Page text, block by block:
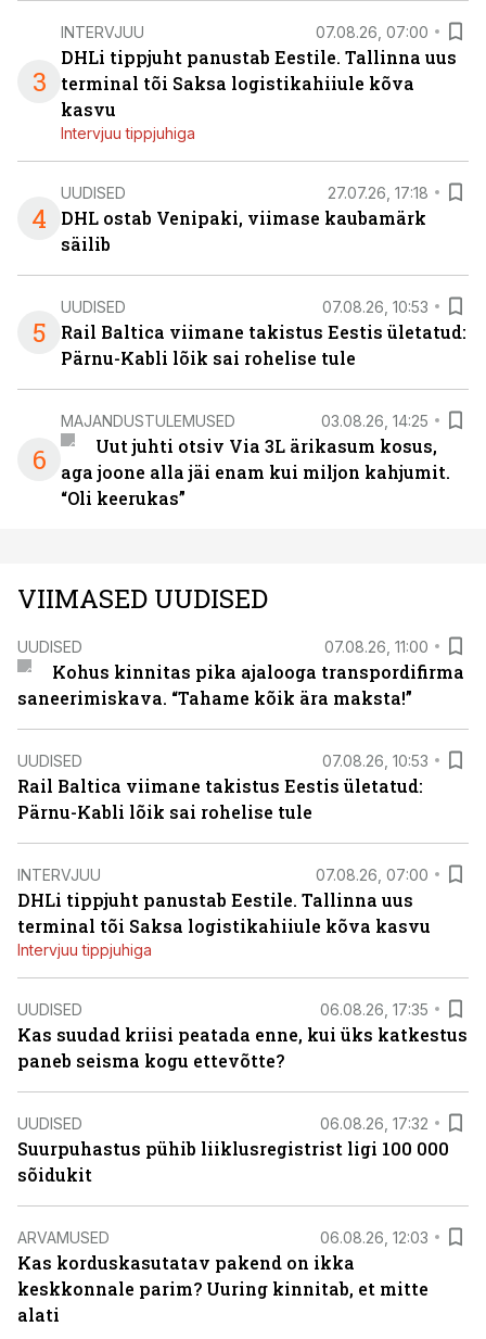
3
INTERVJUU 07.08.26, 07:00
DHLi tippjuht panustab Eestile. Tallinna uus
terminal tõi Saksa logistikahiiule kõva
kasvu
Intervjuu tippjuhiga
4
UUDISED 27.07.26, 17:18
DHL ostab Venipaki, viimase kaubamärk
säilib
5
UUDISED 07.08.26, 10:53
Rail Baltica viimane takistus Eestis ületatud:
Pärnu-Kabli lõik sai rohelise tule
6
MAJANDUSTULEMUSED 03.08.26, 14:25
Uut juhti otsiv Via 3L ärikasum kosus,
aga joone alla jäi enam kui miljon kahjumit.
“Oli keerukas”
VIIMASED UUDISED
UUDISED 07.08.26, 11:00
Kohus kinnitas pika ajalooga transpordifirma
saneerimiskava. “Tahame kõik ära maksta!”
UUDISED 07.08.26, 10:53
Rail Baltica viimane takistus Eestis ületatud:
Pärnu-Kabli lõik sai rohelise tule
INTERVJUU 07.08.26, 07:00
DHLi tippjuht panustab Eestile. Tallinna uus
terminal tõi Saksa logistikahiiule kõva kasvu
Intervjuu tippjuhiga
UUDISED 06.08.26, 17:35
Kas suudad kriisi peatada enne, kui üks katkestus
paneb seisma kogu ettevõtte?
UUDISED 06.08.26, 17:32
Suurpuhastus pühib liiklusregistrist ligi 100 000
sõidukit
ARVAMUSED 06.08.26, 12:03
Kas korduskasutatav pakend on ikka
keskkonnale parim? Uuring kinnitab, et mitte
alati